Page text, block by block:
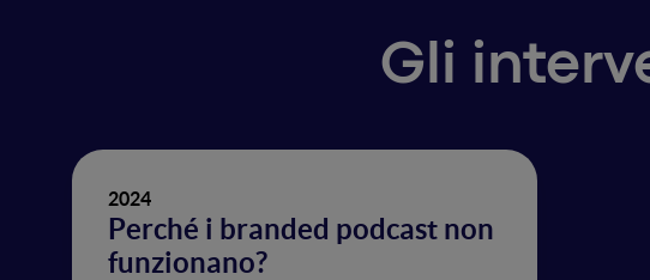
Gli
2024
Perché i branded podcast non
funzionano?